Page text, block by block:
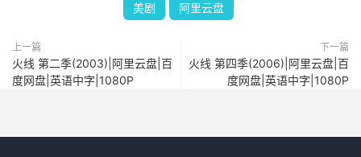
美剧 阿里云盘
上一篇
火线 第二季(2003)|阿里云盘|百
度网盘|英语中字|1080P
下一篇
火线 第四季(2006)|阿里云盘|百
度网盘|英语中字|1080P